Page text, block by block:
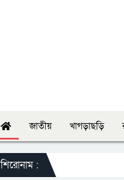
জাতীয় খাগড়াছড়ি
শিরোনাম :